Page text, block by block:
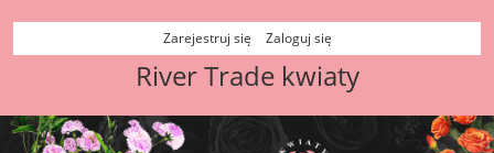
Zarejestruj się Zaloguj się
River Trade kwiaty